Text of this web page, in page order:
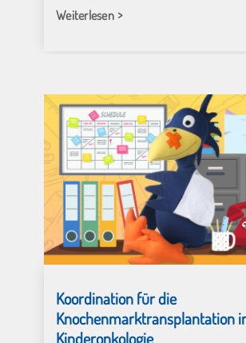
Weiterlesen
Koordination für die
Knochenmarktransplantation
Kinderonkologie